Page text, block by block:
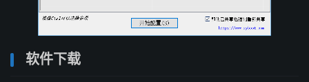
软件下载